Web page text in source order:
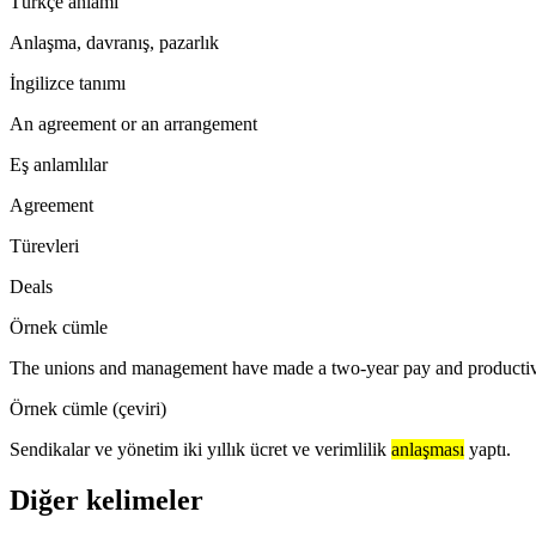
Anlaşma, davranış, pazarlık
İngilizce tanımı
An agreement or an arrangement
Eş anlamlılar
Agreement
Türevleri
Deals
Örnek cümle
The unions and management have made a two-year pay and
Örnek cümle (çeviri)
Sendikalar ve yönetim iki yıllık ücret ve verimlilik anlaşması yaptı.
Diğer kelimeler